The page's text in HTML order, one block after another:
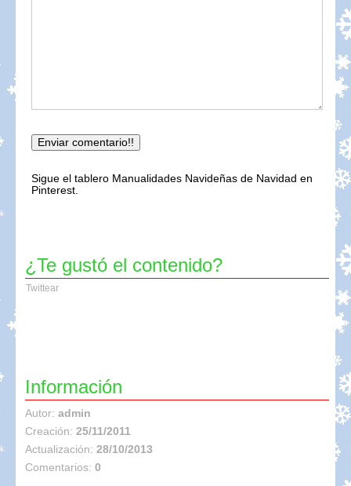
Sigue el tablero Manualidades Navideñas de Navidad en
Pinterest.
¿Te gustó el contenido?
Twittear
Información
Autor: admin
Creación: 25/11/2011
Actualización: 28/10/2013
Comentarios: 0